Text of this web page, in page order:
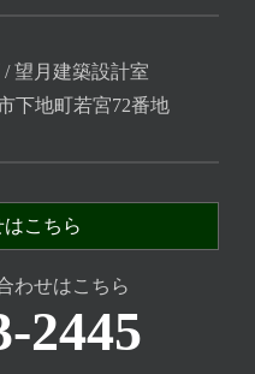
望月建築設計室
下地町若宮72番地
こちら
わせはこちら
2445